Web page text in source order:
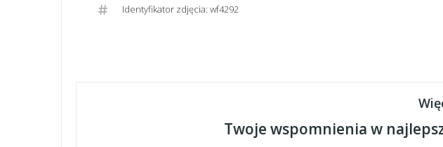
Identyfikator zdjęcia: wf4292
Twoje wspomnienia w